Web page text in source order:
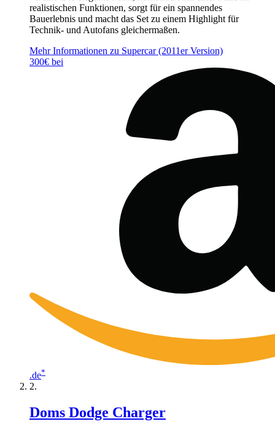
realistischen Funktionen, sorgt für ein spannendes
Bauerlebnis und macht das Set zu einem Highlight für
Technik- und Autofans gleichermaßen.
Mehr Informationen zu Supercar (2011er Version)
300€ bei
.de*
Doms Dodge Charger